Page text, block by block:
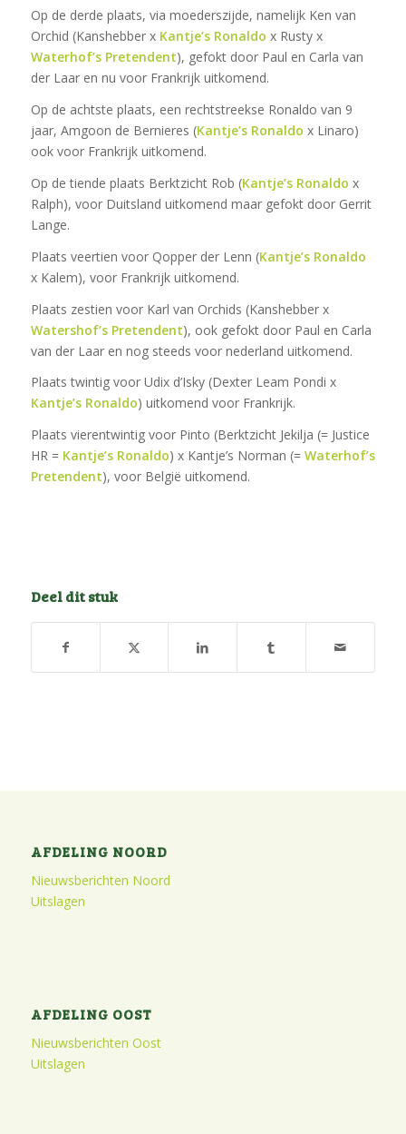
Op de derde plaats, via moederszijde, namelijk Ken van
Orchid (Kanshebber x Kantje’s Ronaldo x Rusty x
Waterhof’s Pretendent), gefokt door Paul en Carla van
der Laar en nu voor Frankrijk uitkomend.
Op de achtste plaats, een rechtstreekse Ronaldo van 9
jaar, Amgoon de Bernieres (Kantje’s Ronaldo x Linaro)
ook voor Frankrijk uitkomend.
Op de tiende plaats Berktzicht Rob (Kantje’s Ronaldo x
Ralph), voor Duitsland uitkomend maar gefokt door Gerrit
Lange.
Plaats veertien voor Qopper der Lenn (Kantje’s Ronaldo
x Kalem), voor Frankrijk uitkomend.
Plaats zestien voor Karl van Orchids (Kanshebber x
Watershof’s Pretendent), ook gefokt door Paul en Carla
van der Laar en nog steeds voor nederland uitkomend.
Plaats twintig voor Udix d’Isky (Dexter Leam Pondi x
Kantje’s Ronaldo) uitkomend voor Frankrijk.
Plaats vierentwintig voor Pinto (Berktzicht Jekilja (= Justice
HR = Kantje’s Ronaldo) x Kantje’s Norman (= Waterhof’s
Pretendent), voor België uitkomend.
Deel dit stuk
AFDELING NOORD
Nieuwsberichten Noord
Uitslagen
AFDELING OOST
Nieuwsberichten Oost
Uitslagen